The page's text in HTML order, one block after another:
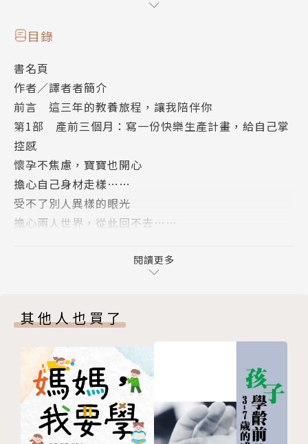
具備豐富專業的孫明儀老師，將陪伴身為爸媽的你，一
起觀察寶寶的天生氣質，嘗試不同的安撫形式，慢慢累
及當爸媽的直覺，最終，你會驕傲而自豪的說：我了解
我的孩子！你不僅是陪伴寶寶，同時也將是「重新發
現」這個世界的一次機會。
作者孫明儀老師是台灣學有專精的嬰幼兒心智健康治療
師，也曾經當過五年全職媽媽。最大的願望是幫助更多
家庭，擁有健康而互動良好的親子關係。目前也正參與
及推動數項計畫，致力協助台灣嬰幼兒心理健康領域的
專業發展。《愛上當爸媽這件事》是她引領讀者進入嬰
任感、有創造力，並擁有同理能力的孩子。」孫明儀
說：「重視寶寶心理健康，才是真正贏在起跑點。」
本書精采重點──
＊寶寶從來不要爸媽犧牲自我，只是要爸媽及時回應生
理及情感上的需求而已。
目錄
書名頁
作者／譯者者簡介
前言 這三年的教養旅程，讓我陪伴你
第1部 產前三個月：寫一份快樂生產計畫，給自己掌
控感
懷孕不焦慮，寶寶也開心
擔心自己身材走樣……
受不了別人異樣的眼光
擔心兩人世界，從此回不去……
生寶寶，是勇敢走入愛的旅程
萬一生產過程不順利，怎麼辦？
第2部 生產與滿月：不糾結、不勉強、不自責，允許
自己不完美
生產完，讓自己好好休息很重要
母奶好，配方奶也好，千萬別糾結
不要將自己的「成功」綁在「足夠的母乳」上
把握坐月子時間，做自己愛做的事
閱讀更多
其他人也買了